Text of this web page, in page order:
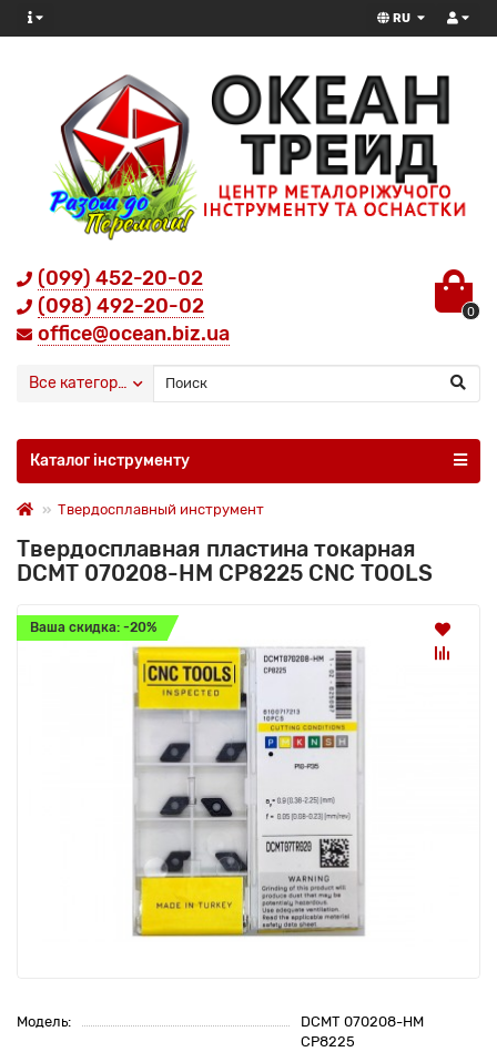
RU
(099) 452-20-02
(098) 492-20-02
office@ocean.biz.ua
0
Все категории
Каталог інструменту
Твердосплавный инструмент
Твердосплавная пластина токарная
DCMT 070208-HM CP8225 CNC TOOLS
Ваша скидка: -20%
Модель:
DCMT 070208-HM
CP8225